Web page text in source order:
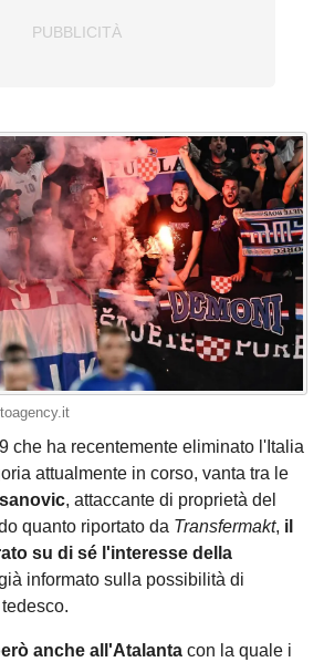
che ha recentemente eliminato l'Italia
attualmente in corso, vanta tra le
, attaccante di proprietà del
quanto riportato da Transfermakt, il
su di sé l'interesse della
informato sulla possibilità di
anche all'Atalanta con la quale i